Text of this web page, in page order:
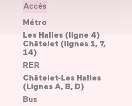
Accès
Métro
Les Halles (ligne 4)
Châtelet (lignes 1, 7,
14)
RER
Châtelet-Les Halles
(Lignes A, B, D)
Bus